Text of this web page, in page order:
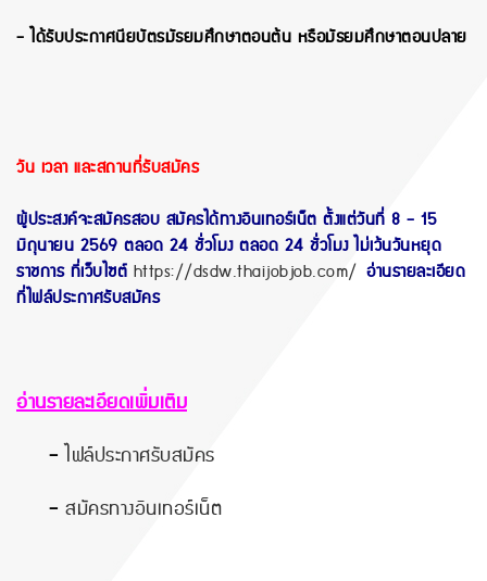
- ได้รับประกาศนียบัตรมัธยมศึกษาตอนต้น หรือมัธยมศึกษาตอนปลาย
วัน เวลา และสถานที่รับสมัคร
ผู้ประสงค์จะสมัครสอบ สมัครได้ทางอินเทอร์เน็ต ตั้งแต่วันที่ 8 - 15
มิถุนายน 2569 ตลอด 24 ชั่วโมง ตลอด 24 ชั่วโมง ไม่เว้นวันหยุด
ราชการ ที่เว็บไซต์ https://dsdw.thaijobjob.com/ อ่านรายละเอียด
ที่ไฟล์ประกาศรับสมัคร
อ่านรายละเอียดเพิ่มเติม
-ไฟล์ประกาศรับสมัคร
- สมัครทางอินเทอร์เน็ต